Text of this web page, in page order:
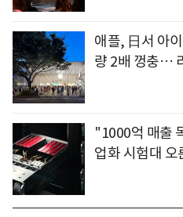
애플, 日서 아
량 2배 껑충…
"1000억 매출
업화 시험대 오